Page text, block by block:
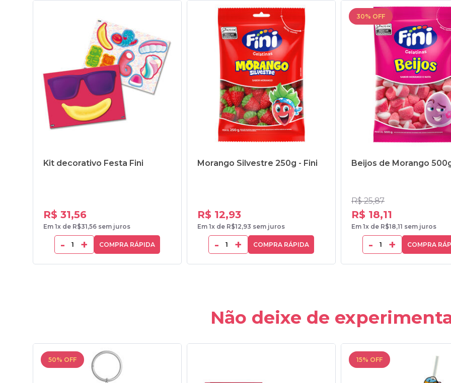
Kit decorativo Festa Fini
R$ 31,56
Em 1x de R$31,56 sem juros
- + COMPRA RÁPIDA
Morango Silvestre 250g - Fini
R$ 12,93
Em 1x de R$12,93 sem juros
- + COMPRA RÁPIDA
30% OFF
Beijos de Morango
R$ 25,87
R$ 18,11
Em 1x de R$18,11 sem juros
- + COMPRA
Não deixe de
50% OFF 15% OFF